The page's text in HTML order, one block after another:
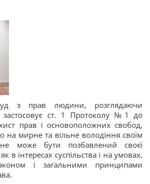
з прав людини, розглядаючи
застосовує ст. 1 Протоколу №1 до
прав і основоположних свобод,
на мирне та вільне володіння своїм
може бути позбавлений своєї
в інтересах суспільства і на умовах,
і загальними принципами